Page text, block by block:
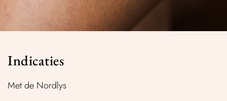
Indicaties
Met de Nordlys